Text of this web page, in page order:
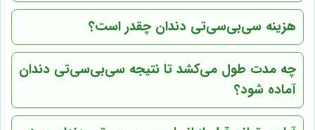
هزینه سی‌بی‌سی‌تی دندان چقدر است؟
چه مدت طول می‌کشد تا نتیجه سی‌بی‌سی‌تی دندان
آماده شود؟